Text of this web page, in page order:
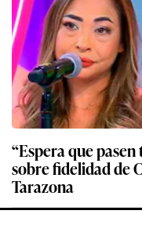
“Espera que
sobre fidelidad de
Tarazona